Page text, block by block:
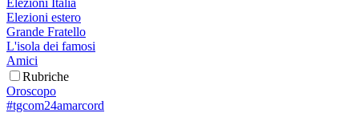
Elezioni estero
Grande Fratello
L'isola dei famosi
Amici
Rubriche
Oroscopo
#tgcom24amarcord